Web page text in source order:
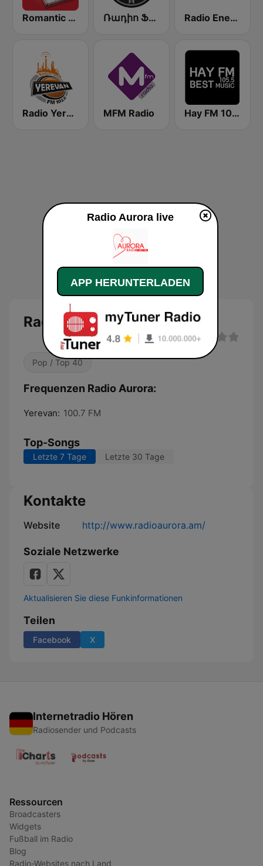
Romantic Vibes Ռադիո Ֆամա (Radio Fama) Radio Energy
Radio Yerevan (Air Radio Intercontinental) MFM Radio Hay FM 105.5
Radio Aurora
Pop / Top 40
Frequenzen Radio Aurora:
Yerevan: 100.7 FM
Top-Songs
Letzte 7 Tage Letzte 30 Tage
Kontakte
Website http://www.radioaurora.am/
Soziale Netzwerke
Aktualisieren Sie diese Funkinformationen
Teilen
Facebook X
Internetradio Hören
Radiosender und Podcasts
Ressourcen
Broadcasters
Widgets
Fußball im Radio
Blog
Radio-Websites nach Land
Radio Aurora live
APP HERUNTERLADEN